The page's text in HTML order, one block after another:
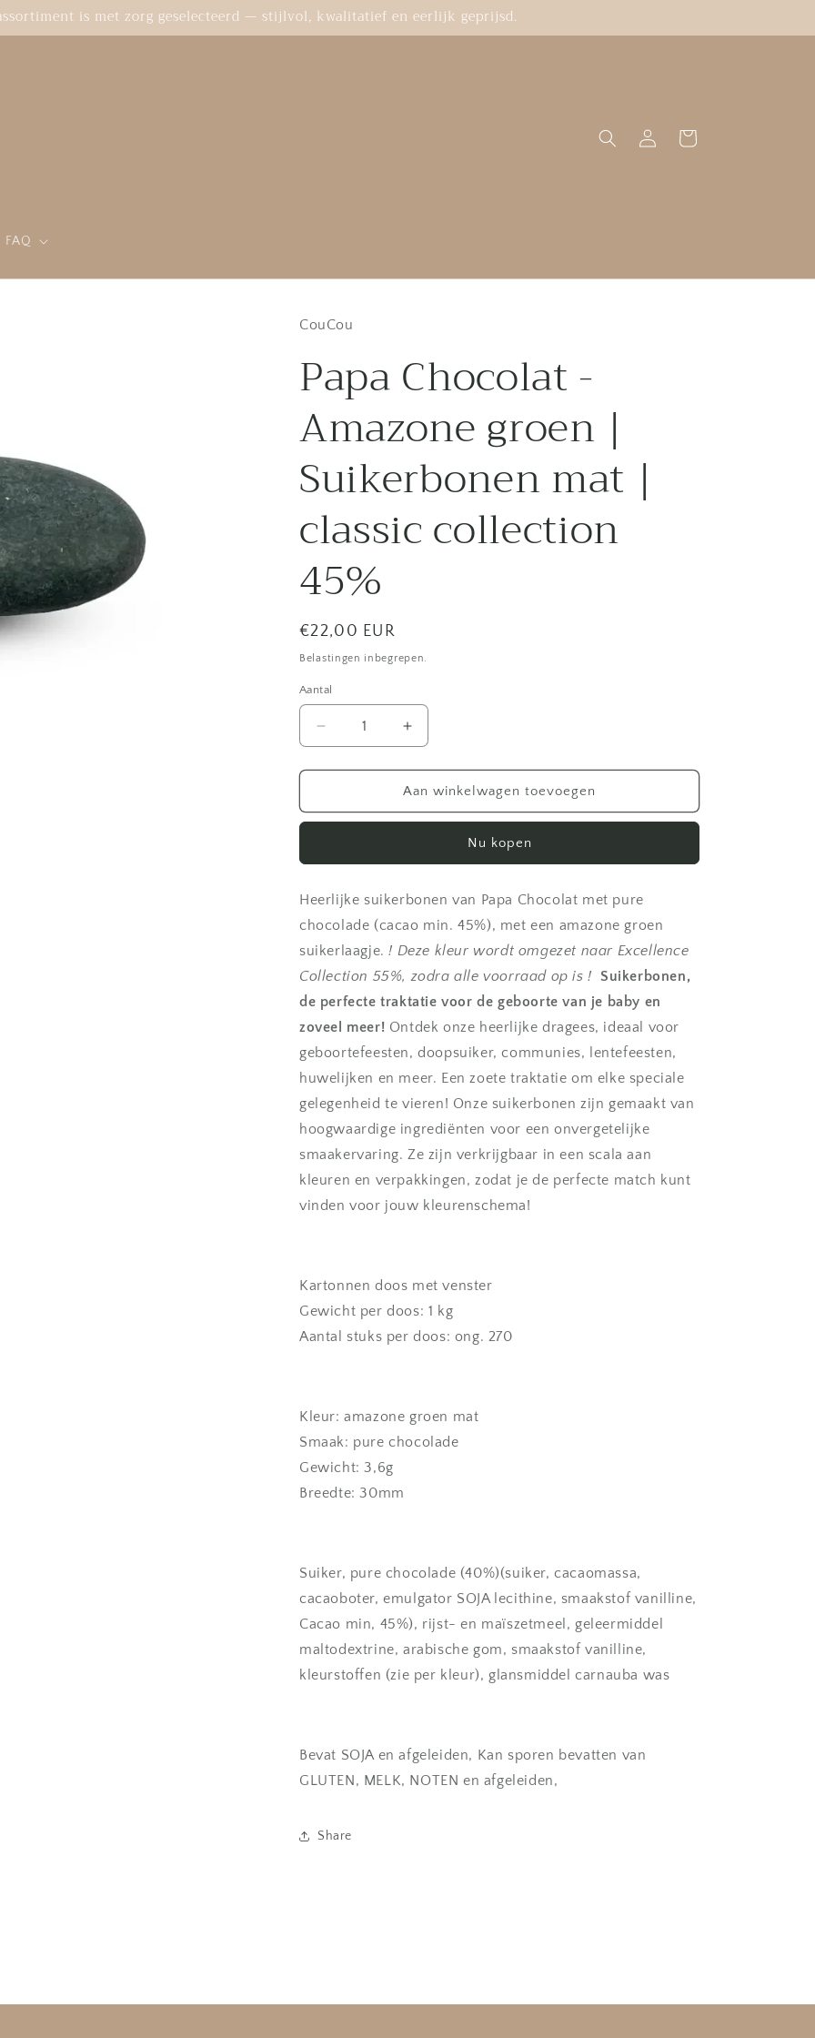
is met zorg geselecteerd — stijlvol, kwalitatief en eerlijk geprijsd.
FAQ
InloggenWinkelwagen
CouCou
Papa Chocolat -
Amazone groen |
Suikerbonen mat |
classic collection
45%
Normale
prijs
€22,00 EUR
Belastingen inbegrepen.
Aantal
Aantal
verlagen
voor
Chocolat
groen
Suikerbonen
mat
|
classic
collection
45%
Aantal
verhogen
voor
Papa
Chocolat
Amazone
groen
Suikerbonen
mat
|
collection
45%
Aan winkelwagen toevoegen
Nu kopen
Heerlijke suikerbonen van Papa Chocolat met pure
chocolade (cacao min. 45%), met een amazone groen
suikerlaagje.! Deze kleur wordt omgezet naar Excellence
Collection 55%, zodra alle voorraad op is !
Suikerbonen,
de perfecte traktatie voor de geboorte van je baby en
zoveel meer! Ontdek onze heerlijke dragees, ideaal voor
geboortefeesten, doopsuiker, communies, lentefeesten,
huwelijken en meer. Een zoete traktatie om elke speciale
gelegenheid te vieren! Onze suikerbonen zijn gemaakt van
hoogwaardige ingrediënten voor een onvergetelijke
smaakervaring. Ze zijn verkrijgbaar in een scala aan
kleuren en verpakkingen, zodat je de perfecte match kunt
vinden voor jouw kleurenschema!
Kartonnen doos met venster
Gewicht per doos: 1 kg
Aantal stuks per doos: ong. 270
Kleur: amazone groen mat
Smaak: pure chocolade
Gewicht: 3,6g
Breedte: 30mm
Suiker, pure chocolade (40%)(suiker, cacaomassa,
cacaoboter, emulgator SOJA lecithine, smaakstof vanilline,
Cacao min, 45%), rijst- en maïszetmeel, geleermiddel
maltodextrine, arabische gom, smaakstof vanilline,
kleurstoffen (zie per kleur), glansmiddel carnauba was
Bevat SOJA en afgeleiden, Kan sporen bevatten van
GLUTEN, MELK, NOTEN en afgeleiden,
Share